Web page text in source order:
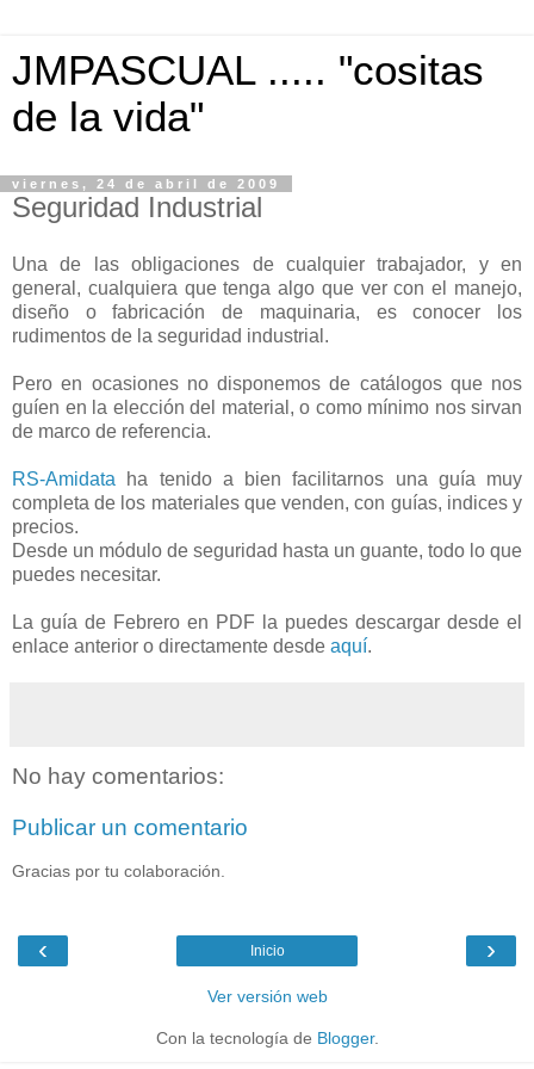
JMPASCUAL ..... "cositas
de la vida"
viernes, 24 de abril de 2009
Seguridad Industrial
Una de las obligaciones de cualquier trabajador, y en
general, cualquiera que tenga algo que ver con el manejo,
diseño o fabricación de maquinaria, es conocer los
rudimentos de la seguridad industrial.
Pero en ocasiones no disponemos de catálogos que nos
guíen en la elección del material, o como mínimo nos sirvan
de marco de referencia.
RS-Amidata ha tenido a bien facilitarnos una guía muy
completa de los materiales que venden, con guías, indices y
precios.
Desde un módulo de seguridad hasta un guante, todo lo que
puedes necesitar.
La guía de Febrero en PDF la puedes descargar desde el
enlace anterior o directamente desde aquí.
No hay comentarios:
Publicar un comentario
Gracias por tu colaboración.
‹ ›
Inicio
Ver versión web
Con la tecnología de Blogger.